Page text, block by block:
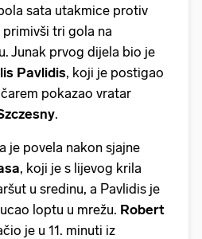
sata utakmice protiv
tri gola na
Junak prvog dijela bio je
Pavlidis, koji je postigao
pokazao vratar
.
je povela nakon sjajne
, koji je s lijevog krila
u sredinu, a Pavlidis je
loptu u mrežu. Robert
je u 11. minuti iz